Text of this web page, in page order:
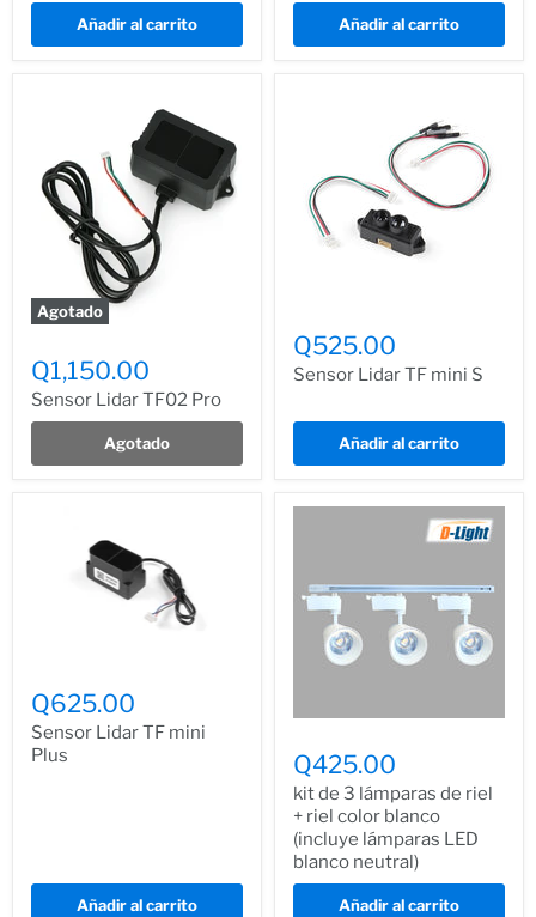
Añadir al carrito Añadir al carrito
Agotado
Q1,150.00
Sensor Lidar TF02 Pro
Agotado
Q525.00
Sensor Lidar TF mini S
Añadir al carrito
Q625.00
Sensor Lidar TF mini
Plus
Añadir al carrito
Q425.00
kit de 3 lámparas de riel
+ riel color blanco
(incluye lámparas LED
blanco neutral)
Añadir al carrito